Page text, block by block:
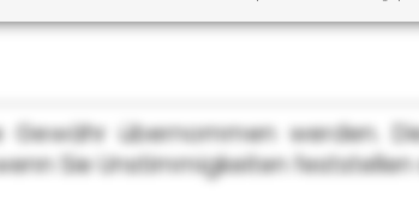
übernommen werden.
Sie Unstimmigkeiten feststellen